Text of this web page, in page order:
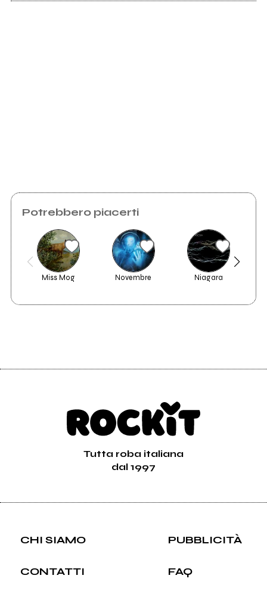
Potrebbero piacerti
Miss Mog Novembre Niagara
Tutta roba italiana
dal 1997
CHI SIAMO PUBBLICITÀ
CONTATTI FAQ